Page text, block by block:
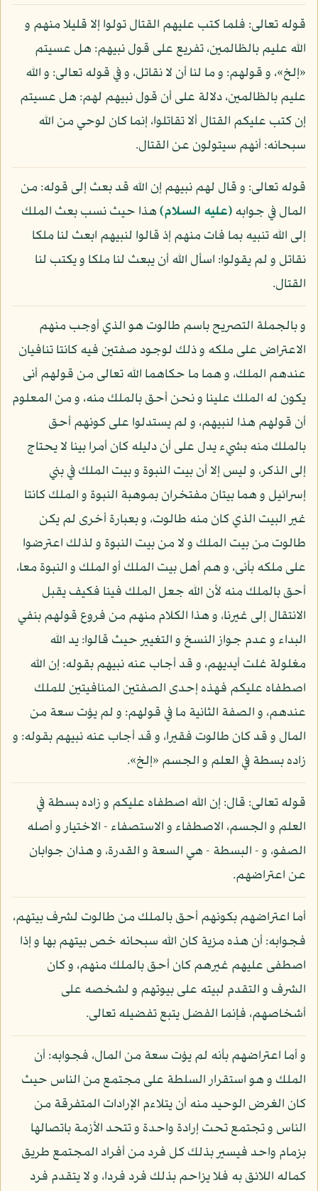
قوله تعالى: فلما كتب عليهم القتال تولوا إلا قليلا منهم و
الله عليم بالظالمين، تفريع على قول نبيهم: هل عسيتم
«إلخ»، و قولهم: و ما لنا أن لا نقاتل، و في قوله تعالى: و الله
عليم بالظالمين، دلالة على أن قول نبيهم لهم: هل عسيتم
إن كتب عليكم القتال ألا تقاتلوا، إنما كان لوحي من الله
سبحانه: أنهم سيتولون عن القتال.
قوله تعالى: و قال لهم نبيهم إن الله قد بعث إلى قوله: من
المال في جوابه(عليه السلام)هذا حيث نسب بعث الملك
إلى الله تنبيه بما فات منهم إذ قالوا لنبيهم ابعث لنا ملكا
نقاتل و لم يقولوا: اسأل الله أن يبعث لنا ملكا و يكتب لنا
القتال.
و بالجملة التصريح باسم طالوت هو الذي أوجب منهم
الاعتراض على ملكه و ذلك لوجود صفتين فيه كانتا تنافيان
عندهم الملك، و هما ما حكاهما الله تعالى من قولهم أنى
يكون له الملك علينا و نحن أحق بالملك منه، و من المعلوم
أن قولهم هذا لنبيهم، و لم يستدلوا على كونهم أحق
بالملك منه بشيء يدل على أن دليله كان أمرا بينا لا يحتاج
إلى الذكر، و ليس إلا أن بيت النبوة و بيت الملك في بني
إسرائيل و هما بيتان مفتخران بموهبة النبوة و الملك كانتا
غير البيت الذي كان منه طالوت، و بعبارة أخرى لم يكن
طالوت من بيت الملك و لا من بيت النبوة و لذلك اعترضوا
على ملكه بأنى، و هم أهل بيت الملك أو الملك و النبوة معا،
أحق بالملك منه لأن الله جعل الملك فينا فكيف يقبل
الانتقال إلى غيرنا، و هذا الكلام منهم من فروع قولهم بنفي
البداء و عدم جواز النسخ و التغيير حيث قالوا: يد الله
مغلولة غلت أيديهم، و قد أجاب عنه نبيهم بقوله: إن الله
اصطفاه عليكم فهذه إحدى الصفتين المنافيتين للملك
عندهم، و الصفة الثانية ما في قولهم: و لم يؤت سعة من
المال و قد كان طالوت فقيرا، و قد أجاب عنه نبيهم بقوله: و
زاده بسطة في العلم و الجسم «إلخ».
قوله تعالى: قال: إن الله اصطفاه عليكم و زاده بسطة في
العلم و الجسم، الاصطفاء و الاستصفاء - الاختيار و أصله
الصفو، و - البسطة - هي السعة و القدرة، و هذان جوابان
عن اعتراضهم.
أما اعتراضهم بكونهم أحق بالملك من طالوت لشرف بيتهم،
فجوابه: أن هذه مزية كان الله سبحانه خص بيتهم بها و إذا
اصطفى عليهم غيرهم كان أحق بالملك منهم، و كان
الشرف و التقدم لبيته على بيوتهم و لشخصه على
أشخاصهم، فإنما الفضل يتبع تفضيله تعالى.
و أما اعتراضهم بأنه لم يؤت سعة من المال، فجوابه: أن
الملك و هو استقرار السلطة على مجتمع من الناس حيث
كان الغرض الوحيد منه أن يتلاءم الإرادات المتفرقة من
الناس و تجتمع تحت إرادة واحدة و تتحد الأزمة باتصالها
بزمام واحد فيسير بذلك كل فرد من أفراد المجتمع طريق
كماله اللائق به فلا يزاحم بذلك فرد فردا، و لا يتقدم فرد